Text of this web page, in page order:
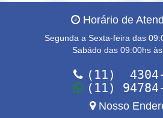
Horário de
Segunda a Sexta-feira das
Sabádo das 09:00hs
(11)
(11)
Nosso